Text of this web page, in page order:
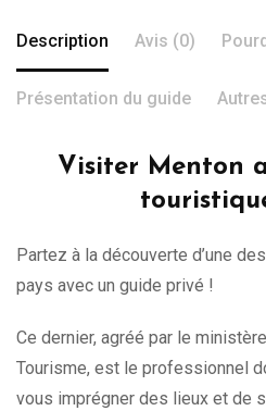
Description Avis (0)
Présentation du guide
Visiter Menton
Partez à la découverte d’une
pays avec un guide privé !
Ce dernier, agréé par le
Tourisme, est le professionnel
vous imprégner des lieux et de